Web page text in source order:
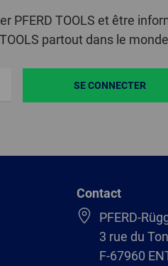
PFERD TOOLS et être
partout dans le
SE CONNECTER
Contact
PFERD-
3 rue du
F-67960